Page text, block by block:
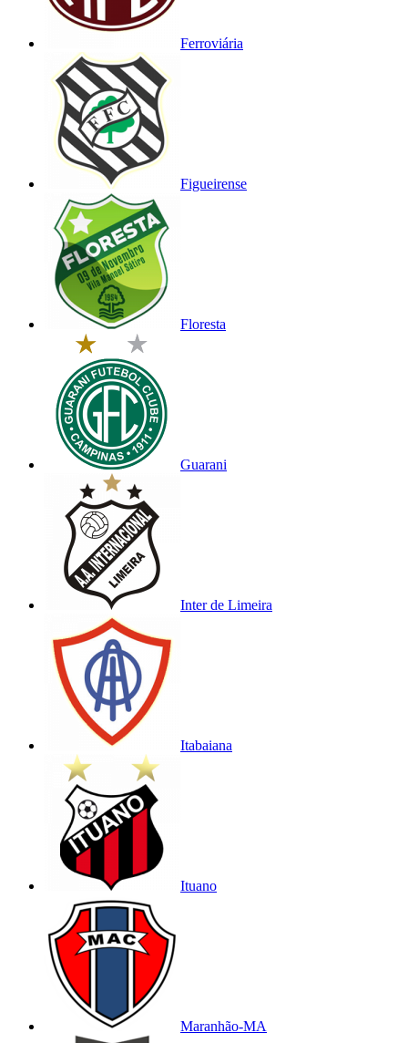
Ferroviária
Figueirense
Floresta
Guarani
Inter de Limeira
Itabaiana
Ituano
Maranhão-MA